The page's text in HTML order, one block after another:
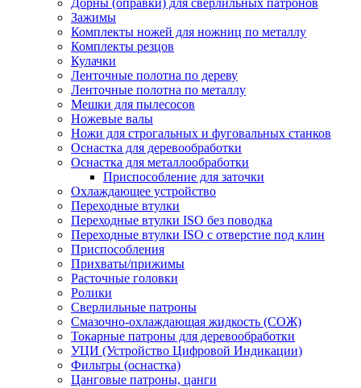
Дорны (оправки) для сверлильных патронов
Зажимы
Комплекты ножей для ножниц по металлу
Комплекты резцов
Кулачки
Ленточные полотна по дереву
Ленточные полотна по металлу
Мешки для пылесосов
Ножевые валы
Ножи для строгальных и фуговальных станков
Оснастка для деревообработки
Оснастка для металлообработки
Приспособление для заточки
Охлаждающее устройство
Переходные втулки
Переходные втулки ISO без поводка
Переходные втулки ISO с отверстие под клин
Приспособления
Прихваты/прижимы
Расточные головки
Ролики
Сверлильные патроны
Смазочно-охлаждающая жидкость (СОЖ)
Токарные патроны для деревообработки
УЦИ (Устройство Цифровой Индикации)
Фильтры (оснастка)
Цанговые патроны, цанги